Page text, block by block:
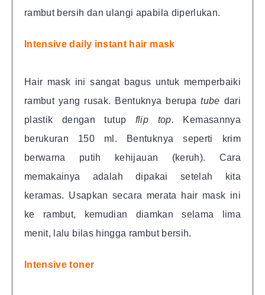
rambut bersih dan ulangi apabila diperlukan.
Intensive daily instant hair mask
Hair mask ini sangat bagus untuk memperbaiki
rambut yang rusak. Bentuknya berupatube dari
plastik dengan tutup flip top. Kemasannya
berukuran 150 ml. Bentuknya seperti krim
berwarna putih kehijauan (keruh). Cara
memakainya adalah dipakai setelah kita
keramas. Usapkan secara merata hair mask ini
ke rambut, kemudian diamkan selama lima
menit, lalu bilas hingga rambut bersih.
Intensive toner